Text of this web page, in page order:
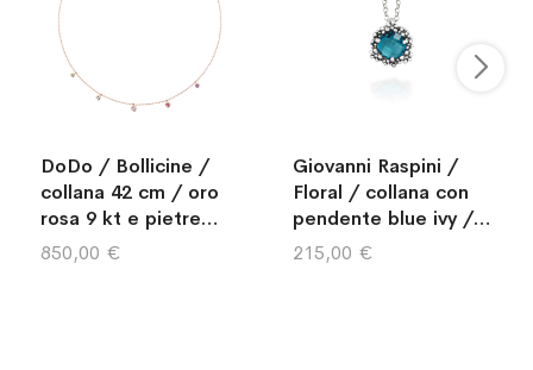
DoDo / Bollicine /
collana 42 cm / oro
rosa 9 kt e pietre
multicolore
850,00 €
Giovanni Raspini /
Floral / collana con
pendente blue ivy /
argento e cristallo
azzurro
215,00 €